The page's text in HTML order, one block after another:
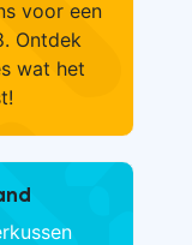
voor een
Ontdek
wat het